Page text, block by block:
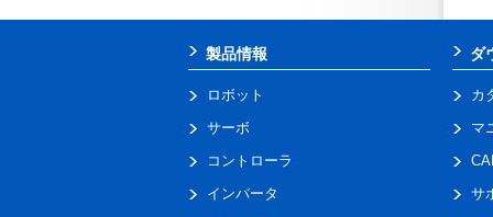
製品情報
ロボット
サーボ
コントローラ
インバータ
ダ
カ
マ
サ